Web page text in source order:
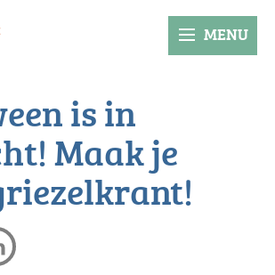
MENU
is in
Maak je